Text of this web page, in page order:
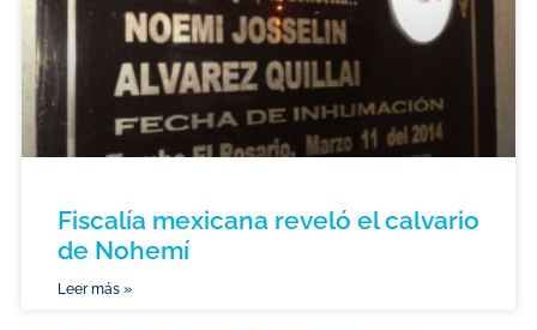
Fiscalía mexicana reveló el calvario
de Nohemí
Leer más »